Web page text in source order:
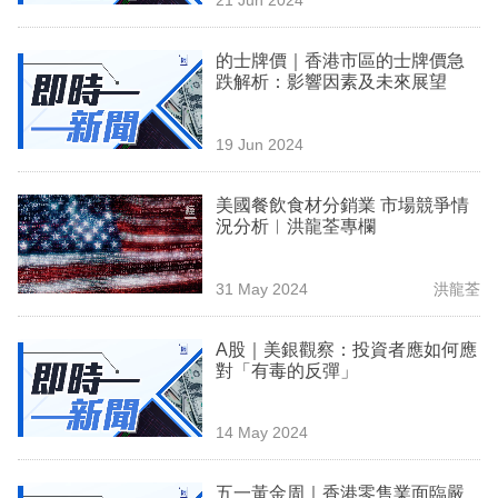
的士牌價｜香港市區的士牌價急
跌解析：影響因素及未來展望
19 Jun 2024
美國餐飲食材分銷業 市場競爭情
況分析︳洪龍荃專欄
31 May 2024 洪龍荃
A股｜美銀觀察：投資者應如何應
對「有毒的反彈」
14 May 2024
五一黃金周｜香港零售業面臨嚴